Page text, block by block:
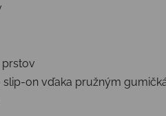
on vďaka pružným